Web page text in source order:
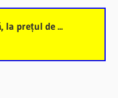
la prețul de ...